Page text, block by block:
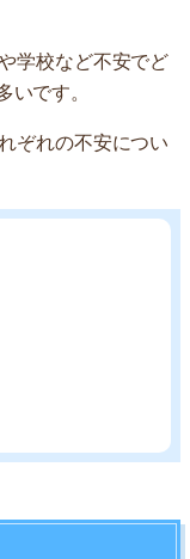
学校など不安でど
いです。
ぞれの不安につい